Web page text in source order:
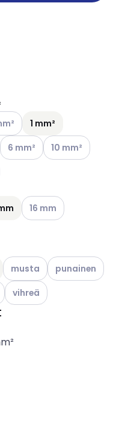
vaihtoehdot
olevat
1 mm²
vaihtoehdot
olevat
Katso käytettävissä olevat
6 mm² Katso
10 mm²
vaihtoehdotolevat vaihtoehdot
Katso käytettävissä
16 mm
vaihtoehdot
olevat vaihtoehdot
vaihtoehdot
Katso käytettävissä
musta Katso
punainen
vaihtoehdot
olevat vaihtoehdot
Katso käytettävissä
vihreä